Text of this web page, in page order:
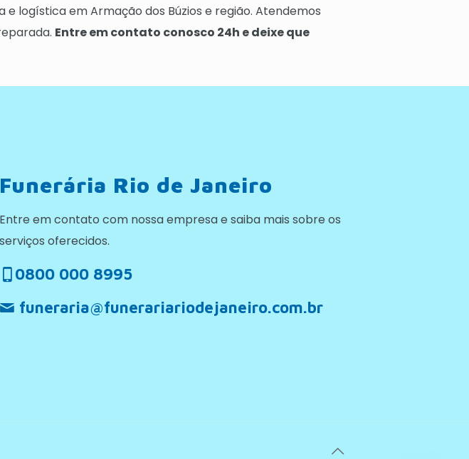
logística em Armação dos Búzios e região. Atendemos
Entre em contato conosco 24h e deixe que
Funerária Rio de Janeiro
Entre em contato com nossa empresa e saiba mais sobre os
serviços oferecidos.
0800 000 8995
funeraria@funerariariodejaneiro.com.br